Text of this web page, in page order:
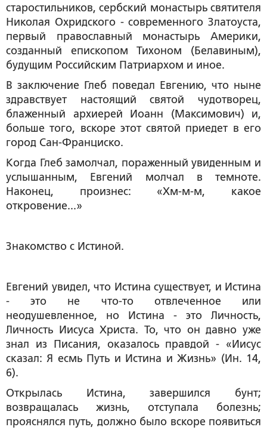
старостильников, сербский монастырь святителя
Николая Охридского - современного Златоуста,
первый православный монастырь Америки,
созданный епископом Тихоном (Белавиным),
будущим Российским Патриархом и иное.
В заключение Глеб поведал Евгению, что ныне
здравствует настоящий святой чудотворец,
блаженный архиерей Иоанн (Максимович) и,
больше того, вскоре этот святой приедет в его
город Сан-Франциско.
Когда Глеб замолчал, пораженный увиденным и
услышанным, Евгений молчал в темноте.
Наконец, произнес: «Хм-м-м, какое
откровение...»
Знакомство с Истиной.
Евгений увидел, что Истина существует, и Истина
- это не что-то отвлеченное или
неодушевленное, но Истина - это Личность,
Личность Иисуса Христа. То, что он давно уже
знал из Писания, оказалось правдой - «Иисус
сказал: Я есмь Путь и Истина и Жизнь» (Ин. 14,
6).
Открылась Истина, завершился бунт;
возвращалась жизнь, отступала болезнь;
прояснялся путь, должно было вскоре появиться